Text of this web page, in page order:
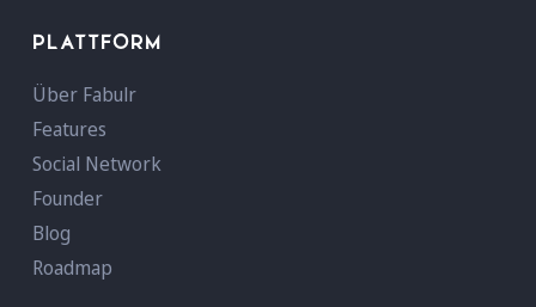
PLATTFORM
Über Fabulr
Features
Social Network
Founder
Blog
Roadmap